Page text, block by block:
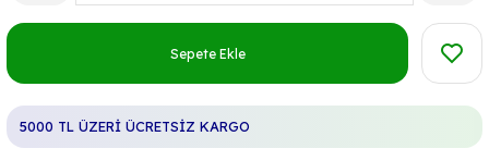
Sepete Ekle
5000 TL ÜZERİ ÜCRETSİZ KARGO